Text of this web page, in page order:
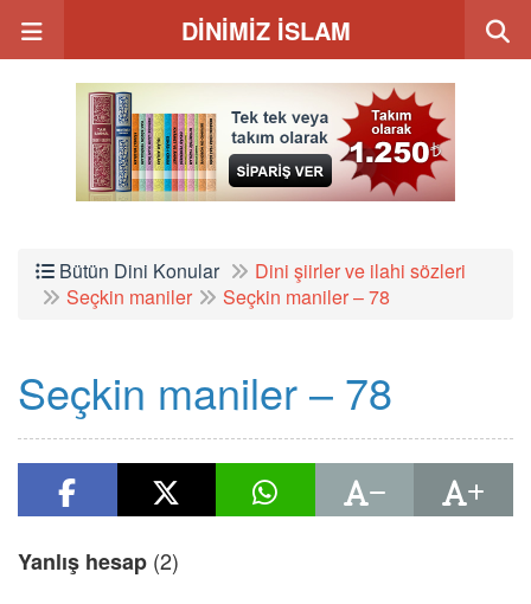
DİNİMİZ İSLAM
Bütün Dini Konular
Dini şiirler ve ilahi sözleri
Seçkin maniler
Seçkin maniler – 78
Seçkin maniler – 78
Yanlış hesap (2)